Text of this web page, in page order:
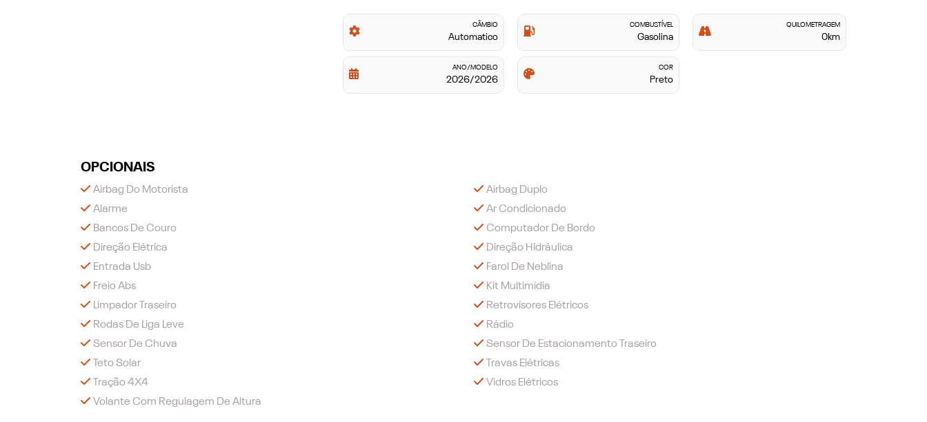
CÂMBIO
Automatico
COMBUSTÍVEL
Gasolina
QUILOMETRAGEM
0km
ANO/MODELO
2026/2026
COR
Preto
OPCIONAIS
Airbag Do Motorista
Airbag Duplo
Alarme
Ar Condicionado
Bancos De Couro
Computador De Bordo
Direção Elétrica
Direção Hidráulica
Entrada Usb
Farol De Neblina
Freio Abs
Kit Multimídia
Limpador Traseiro
Retrovisores Elétricos
Rodas De Liga Leve
Rádio
Sensor De Chuva
Sensor De Estacionamento Traseiro
Teto Solar
Travas Elétricas
Tração 4X4
Vidros Elétricos
Volante Com Regulagem De Altura